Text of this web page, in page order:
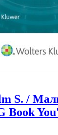
S. /
Book